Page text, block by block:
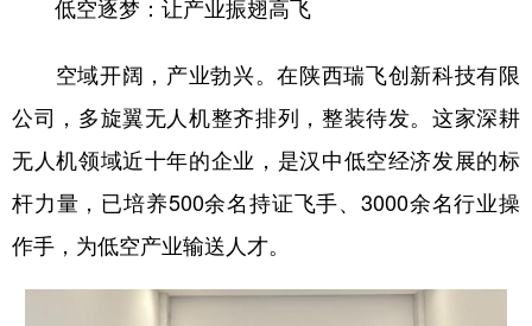
低空逐梦：让产业振翅高飞
空域开阔，产业勃兴。在陕西瑞飞创新科技有限
公司，多旋翼无人机整齐排列，整装待发。这家深耕
无人机领域近十年的企业，是汉中低空经济发展的标
杆力量，已培养500余名持证飞手、3000余名行业操
作手，为低空产业输送人才。